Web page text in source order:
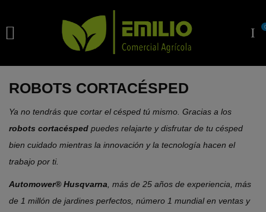

ROBOTS CORTACÉSPED
Ya no tendrás que cortar el césped tú mismo. Gracias a los
robots cortacésped puedes relajarte y disfrutar de tu césped
bien cuidado mientras la innovación y la tecnología hacen el
trabajo por ti.
Automower® Husqvarna , más de 25 años de experiencia, más
de 1 millón de jardines perfectos, número 1 mundial en ventas y